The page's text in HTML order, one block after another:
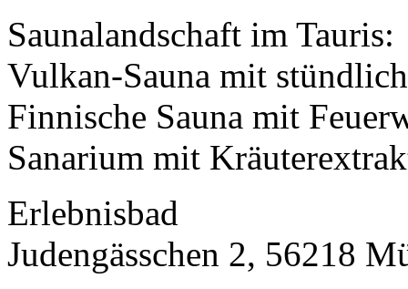
Saunalandschaft im Tauris:
Vulkan-Sauna mit
Finnische Sauna mit
Sanarium mit
Erlebnisbad
Judengässchen 2, 56218